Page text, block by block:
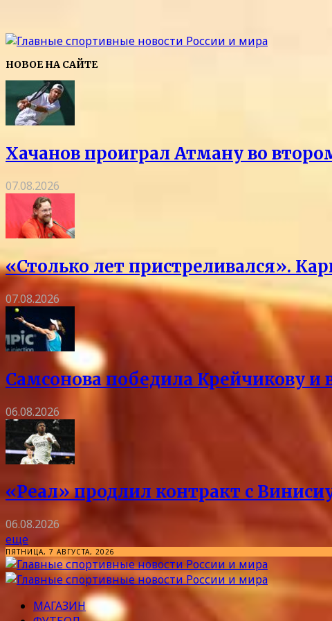
НОВОЕ НА САЙТЕ
Хачанов проиграл Атману во
07.08.2026
«Столько лет пристреливался».
07.08.2026
Самсонова победила Крейчикову и
06.08.2026
«Реал» продлил контракт с
06.08.2026
еще
ПЯТНИЦА, 7 АВГУСТА, 2026
МАГАЗИН